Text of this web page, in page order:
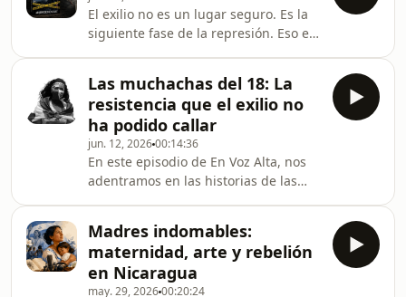
de género sistemática diseñada para
&quot;disciplinar&quot; a quienes
desafían el rol de la mujer sumisa y
obediente.Escuchamos a expertas del
GHREN y la CIDH, junto a voces del
feminismo nicarag
El exilio no es un lugar seguro. Es la
siguiente fase de la represión. Eso es
dictadura de Nicaragua, el libro de
investigación publicado por el escritor
y periodista Arquímedes González. Un
trabajo riguroso y perturbador que
documenta cómo la dictadura de
Daniel Ortega y Rosario Murillo
extendió su maquinaria de terror más
allá de
Las muchachas del 18: La
resistencia que el exilio no
ha podido callar
jun. 12, 202600:14:36
En este episodio de En Voz Alta, nos
adentramos en las historias de las
cuya vida y activismo fueron
catapultados por la insurrección
cívica de abril de 2018. Basado en la
Madres indomables:
maternidad, arte y rebelión
en Nicaragua
may. 29, 202600:20:24